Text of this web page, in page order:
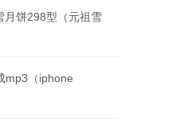
月饼298型（元祖雪
mp3（iphone